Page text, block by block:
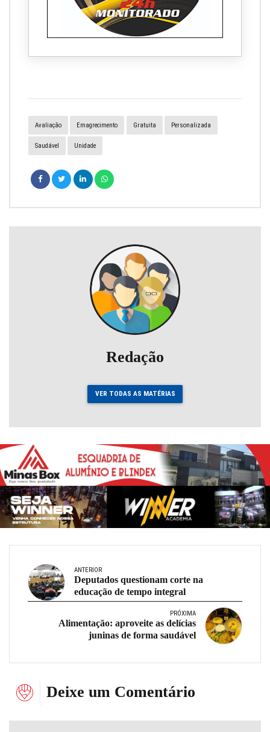
Avaliação Emagrecimento Gratuita Personalizada
Saudável Unidade
Redação
VER TODAS AS MATÉRIAS
ANTERIOR
Deputados questionam corte na
educação de tempo integral
PRÓXIMA
Alimentação: aproveite as delícias
juninas de forma saudável
Deixe um Comentário